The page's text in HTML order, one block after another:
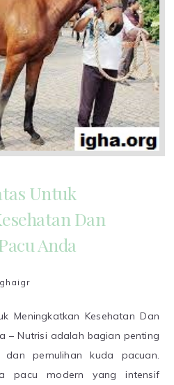
Untuk
Dan
Anda
ghaigr
Meningkatkan Kesehatan Dan
– Nutrisi adalah bagian penting
pemulihan kuda pacuan.
pacu modern yang intensif